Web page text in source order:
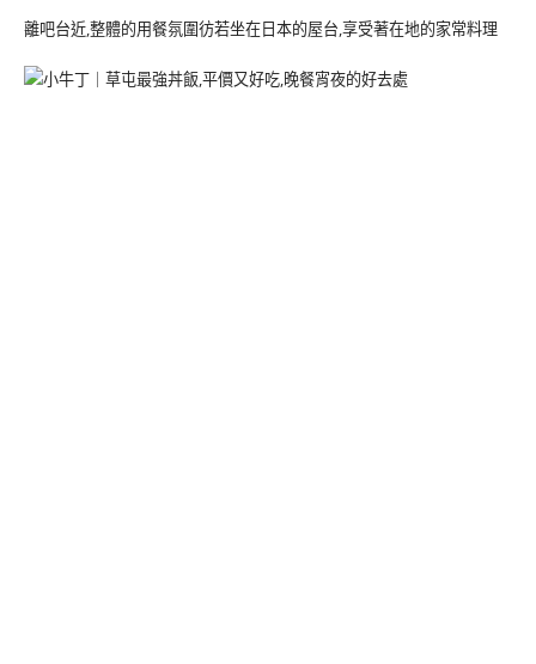
離吧台近,整體的用餐氛圍彷若坐在日本的屋台,享受著在地的家常料理